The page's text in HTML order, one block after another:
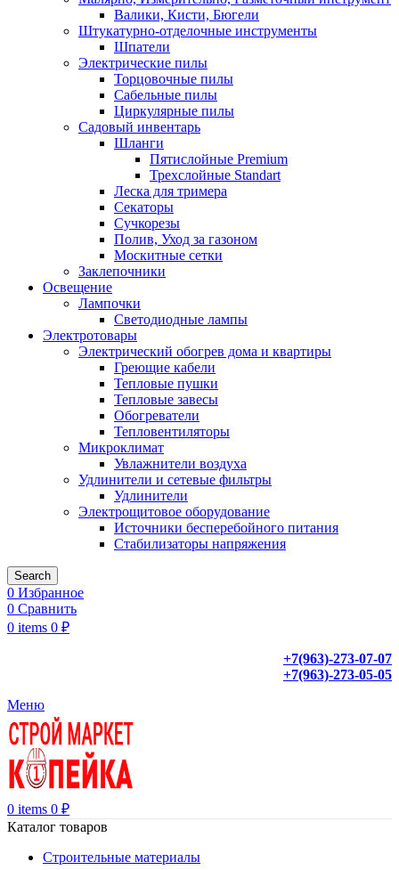
Валики, Кисти, Бюгели
Штукатурно-отделочные инструменты
Шпатели
Электрические пилы
Торцовочные пилы
Сабельные пилы
Циркулярные пилы
Садовый инвентарь
Шланги
Пятислойные Premium
Трехслойные Standart
Леска для тримера
Секаторы
Сучкорезы
Полив, Уход за газоном
Москитные сетки
Заклепочники
Освещение
Лампочки
Светодиодные лампы
Электротовары
Электрический обогрев дома и квартиры
Греющие кабели
Тепловые пушки
Тепловые завесы
Обогреватели
Тепловентиляторы
Микроклимат
Увлажнители воздуха
Удлинители и сетевые фильтры
Удлинители
Электрощитовое оборудование
Источники бесперебойного питания
Стабилизаторы напряжения
Search
0 Избранное
0 Сравнить
0 items 0 ₽
+7(963)-273-07-07
+7(963)-273-05-05
Меню
0 items 0 ₽
Каталог товаров
Строительные материалы